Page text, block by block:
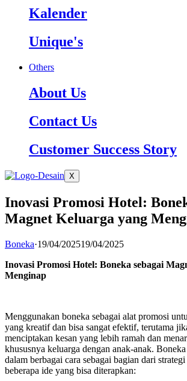
Kalender
Unique's
Others
About Us
Contact Us
Customer Success Story
X
Inovasi Promosi Hotel:
Magnet Keluarga yang
Boneka·19/04/202519/04/2025
Inovasi Promosi Hotel: Boneka sebagai
Menginap
Menggunakan boneka sebagai alat promosi
yang kreatif dan bisa sangat efektif, terutama
menciptakan kesan yang lebih ramah dan
khususnya keluarga dengan anak-anak.
dalam berbagai cara sebagai bagian dari
beberapa ide yang bisa diterapkan: